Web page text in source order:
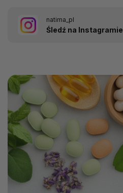
natima_pl
Śledź na Instagramie